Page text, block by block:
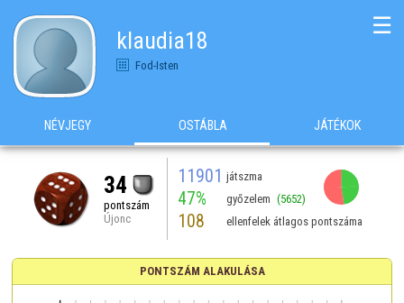
klaudia18
Fod-Isten
☰
NÉVJEGY OSTÁBLA JÁTÉKOK
34
pontszám
Újonc
11901 játszma
47% győzelem (5652)
108 ellenfelek átlagos pontszáma
PONTSZÁM ALAKULÁSA